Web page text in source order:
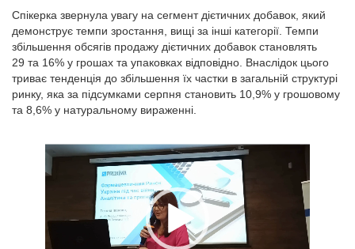
Спікерка звернула увагу на сегмент дієтичних добавок, який
демонструє темпи зростання, вищі за інші категорії. Темпи
збільшення обсягів продажу дієтичних добавок становлять
29 та 16% у грошах та упаковках відповідно. Внаслідок цього
триває тенденція до збільшення їх частки в загальній структурі
ринку, яка за підсумками серпня становить 10,9% у грошовому
та 8,6% у натуральному вираженні.